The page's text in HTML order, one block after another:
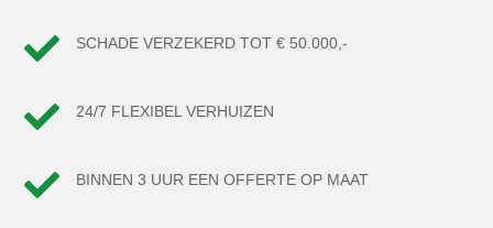
 SCHADE VERZEKERD TOT € 50.000,-
 24/7 FLEXIBEL VERHUIZEN
 BINNEN 3 UUR EEN OFFERTE OP MAAT